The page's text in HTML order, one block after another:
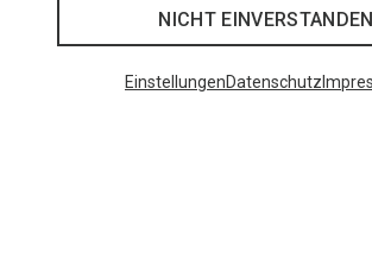
NICHT EINVERSTANDEN
EinstellungenDatenschutz